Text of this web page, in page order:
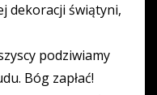
dekoracji świątyni,
podziwiamy
Bóg zapłać!